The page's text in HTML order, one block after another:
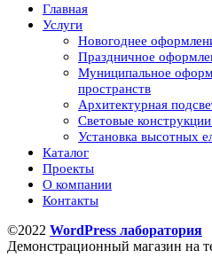
Главная
Услуги
Новогоднее
Праздничное
Муниципальное
пространств
Архитектурная
Световые
Установка высотных
Каталог
Проекты
О компании
Контакты
©2022 WordPress лаборатория
Демонстрационный магазин на